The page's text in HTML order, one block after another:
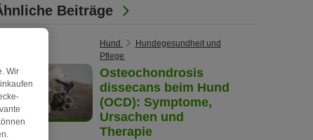
Beiträge
Hund
Hundegesundheit und
Pflege
Osteochondrosis
dissecans beim Hund
(OCD): Symptome,
Ursachen und
Therapie
Wir